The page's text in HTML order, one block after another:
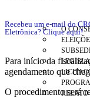
O
Recebeu um e-mail do
Eletrônica? Clique aqui!
Para início da
agendamento que
O procedimento será